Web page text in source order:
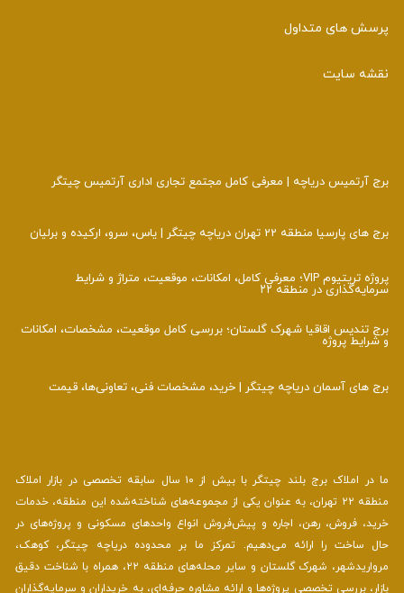
پرسش های متداول
نقشه سایت
برج آرتمیس دریاچه | معرفی کامل مجتمع تجاری اداری آرتمیس چیتگر
برج های پارسیا منطقه 22 تهران دریاچه چیتگر | یاس، سرو، ارکیده و برلیان
پروژه تریتیوم VIP؛ معرفی کامل، امکانات، موقعیت، متراژ و شرایط
سرمایه‌گذاری در منطقه ۲۲
برج تندیس اقاقیا شهرک گلستان؛ بررسی کامل موقعیت، مشخصات، امکانات
و شرایط پروژه
برج‌ های آسمان دریاچه چیتگر | خرید، مشخصات فنی، تعاونی‌ها، قیمت
ما در املاک برج بلند چیتگر با بیش از ۱۰ سال سابقه تخصصی در بازار املاک
منطقه ۲۲ تهران، به عنوان یکی از مجموعه‌های شناخته‌شده این منطقه، خدمات
خرید، فروش، رهن، اجاره و پیش‌فروش انواع واحدهای مسکونی و پروژه‌های در
حال ساخت را ارائه می‌دهیم. تمرکز ما بر محدوده دریاچه چیتگر، کوهک،
مرواریدشهر، شهرک گلستان و سایر محله‌های منطقه ۲۲، همراه با شناخت دقیق
بازار، بررسی تخصصی پروژه‌ها و ارائه مشاوره حرفه‌ای، به خریداران و سرمایه‌گذاران